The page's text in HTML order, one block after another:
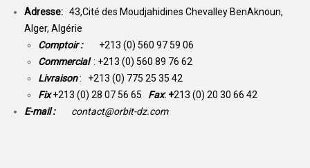
Adresse: 43,Cité des Moudjahidines Chevalley BenAknoun,
Alger, Algérie
Comptoir : +213 (0) 560 97 59 06
Commercial : +213 (0) 560 89 76 62
Livraison: +213 (0) 775 25 35 42
Fix +213 (0) 28 07 56 65 Fax: +213 (0) 20 30 66 42
E-mail :
contact@orbit-dz.com